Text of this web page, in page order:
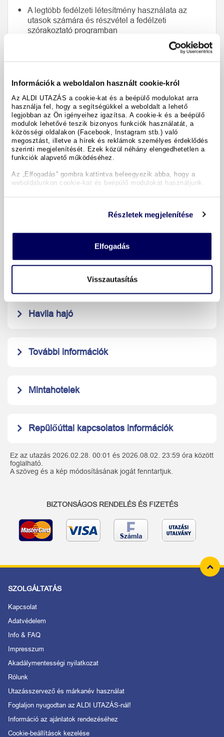
Információk a weboldalon használt cookie-król
Az ALDI UTAZÁS a cookie-kat és a beépülő modulokat arra
használja fel, hogy a segítségükkel a weboldalt a lehető
legjobban az Ön igényeihez igazítsa. A cookie-k és a beépülő
modulok lehetővé teszik bizonyos funkciók használatát, a
közösségi oldalakon (Facebook, Instagram stb.) való
megosztást, illetve a hírek és reklámok személyes érdeklődés
szerinti megjelenítését. Ezek közül néhány elengedhetetlen a
funkciók alapvető működéséhez.
Az „Elfogadás” gombra kattintva beleegyezik abba, hogy a
weboldalunkon cookie-kat és beépülő modulokat használjunk.
Részletek megjelenítése
Elfogadás
Visszautasítás
A legtöbb fedélzeti létesítmény használata az
utasok számára és részvétel a fedélzeti
szórakoztató programban
1 x kirándulás „A Nordkap-fennsík”
Honningsvågban (7. nap)
Fedélzeti nyelv norvég és angol, német nyelvű
fedélzeti ellátás
Minden beszállási és kiszállási díj, üzemanyag-
pótdíj
Havila hajó
További információk
Mintahotelek
Repülőúttal kapcsolatos információk
Ez az utazás 2026.02.28. 00:01 és 2026.08.02. 23:59 óra között
foglalható.
A szöveg és a kép módosításának jogát fenntartjuk.
BIZTONSÁGOS RENDELÉS ÉS FIZETÉS
SZOLGÁLTATÁS
Kapcsolat
Adatvédelem
Info & FAQ
Impresszum
Akadálymentességi nyilatkozat
Rólunk
Utazásszervező és márkanév használat
Foglaljon nyugodtan az ALDI UTAZÁS-nál!
Információ az ajánlatok rendezéséhez
Cookie-beállítások kezelése